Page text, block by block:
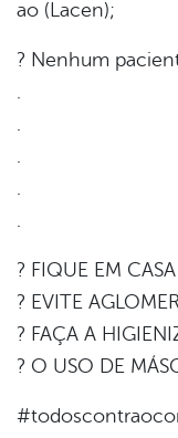
ao (Lacen);
? Nenhum
.
.
.
.
.
? FIQUE EM
? EVITE
? FAÇA A
? O USO DE